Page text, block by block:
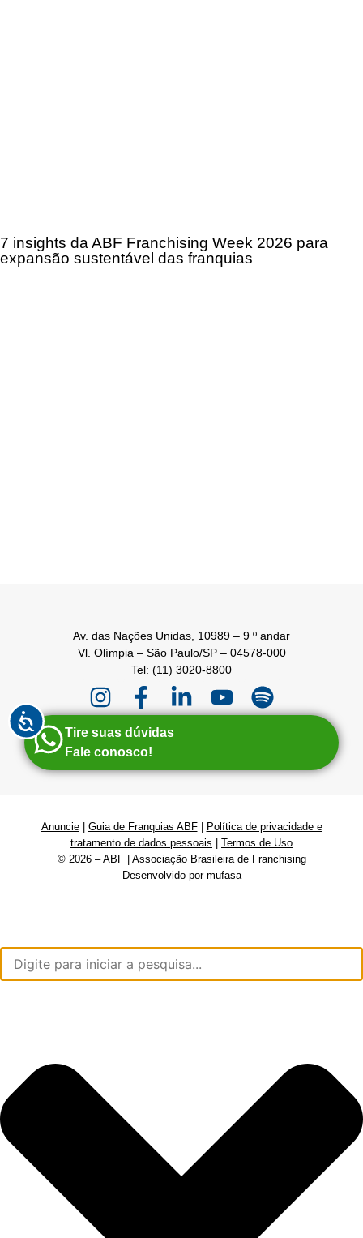
7 insights da ABF Franchising Week 2026 para
expansão sustentável das franquias
Av. das Nações Unidas, 10989 – 9 º andar
Vl. Olímpia – São Paulo/SP – 04578-000
Tel: (11) 3020-8800
Tire suas dúvidas
Fale conosco!
Anuncie| Guia de Franquias ABF|
Política de privacidade e
tratamento de dados pessoais
Termos de Uso
© 2026 – ABF | Associação Brasileira de Franchising
Desenvolvido por mufasa